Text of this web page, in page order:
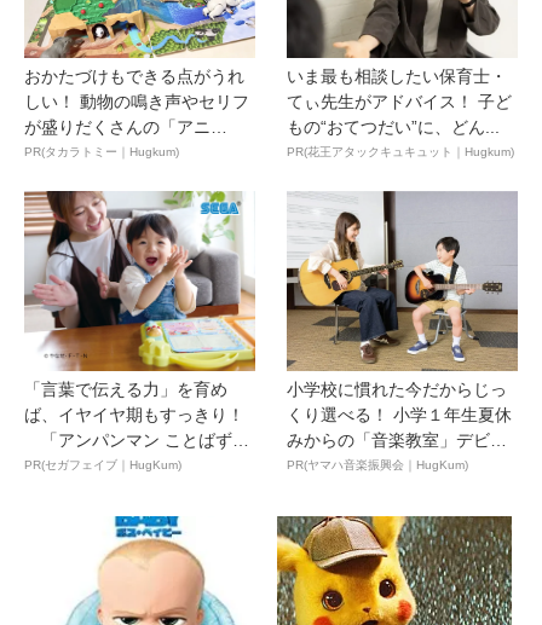
おかたづけもできる点がうれ
しい！ 動物の鳴き声やセリフ
が盛りだくさんの「アニ
ア ...
PR(タカラトミー｜Hugkum)
いま最も相談したい保育士・
てぃ先生がアドバイス！ 子ど
もの“おてつだい”に、どん...
PR(花王アタックキュキュット｜Hugkum)
「言葉で伝える力」を育め
ば、イヤイヤ期もすっきり！
「アンパンマン ことばずか
ん...
PR(セガフェイブ｜HugKum)
小学校に慣れた今だからじっ
くり選べる！ 小学１年生夏休
みからの「音楽教室」デビ
ュ...
PR(ヤマハ音楽振興会｜HugKum)